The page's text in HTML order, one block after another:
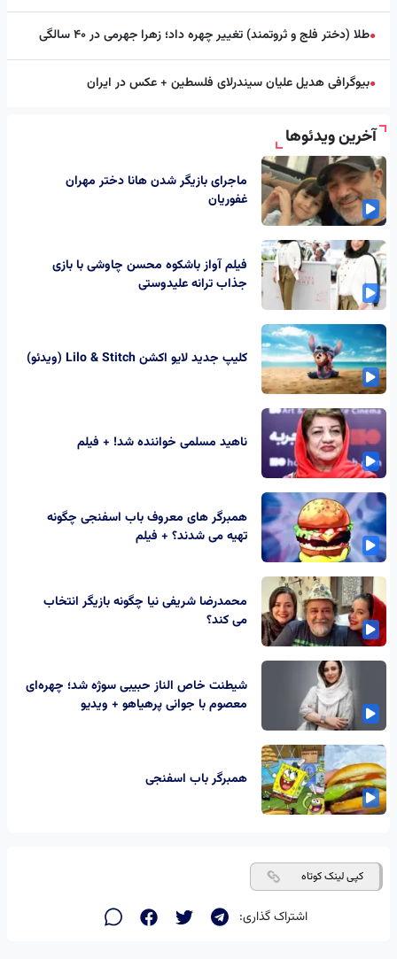
●طلا (دختر فلج و ثروتمند) تغییر چهره داد؛ زهرا جهرمی در ۴۰ سالگی
●بیوگرافی هدیل علیان سیندرلای فلسطین + عکس در ایران
آخرین ویدئوها
ماجرای بازیگر شدن هانا دختر مهران
غفوریان
فیلم آواز باشکوه محسن چاوشی با بازی
جذاب ترانه علیدوستی
کلیپ جدید لایو اکشن Lilo & Stitch (ویدئو)
ناهید مسلمی خواننده شد! + فیلم
همبرگر های معروف باب اسفنجی چگونه
تهیه می شدند؟ + فیلم
محمدرضا شریفی نیا چگونه بازیگر انتخاب
می کند؟
شیطنت خاص الناز حبیبی سوژه شد؛ چهره‌ای
معصوم با جوانی پرهیاهو + ویدیو
همبرگر باب اسفنجی
کپی لینک کوتاه
اشتراک گذاری: